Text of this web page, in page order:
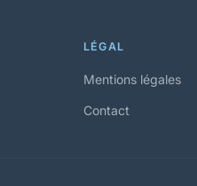
LÉGAL
Mentions légales
Contact